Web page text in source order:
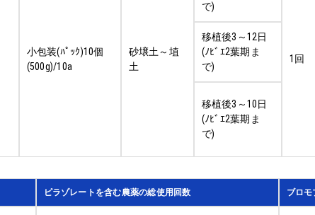
小包装(ﾊﾟｯｸ)10個
(500g)/10a
砂壌土～埴
土
で)
1回
移植後3～12日
(ﾉﾋﾞｴ2葉期ま
で)
移植後3～10日
(ﾉﾋﾞｴ2葉期ま
で)
ピラゾレートを含む農薬の総使用回数 ブロ